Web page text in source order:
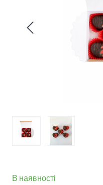
В наявності